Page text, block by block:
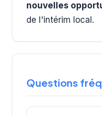
nouvelles
de l'intérim local.
Questions